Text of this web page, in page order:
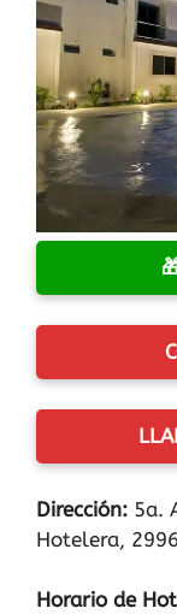
Dirección: 5a.
Hotelera,
Horario de